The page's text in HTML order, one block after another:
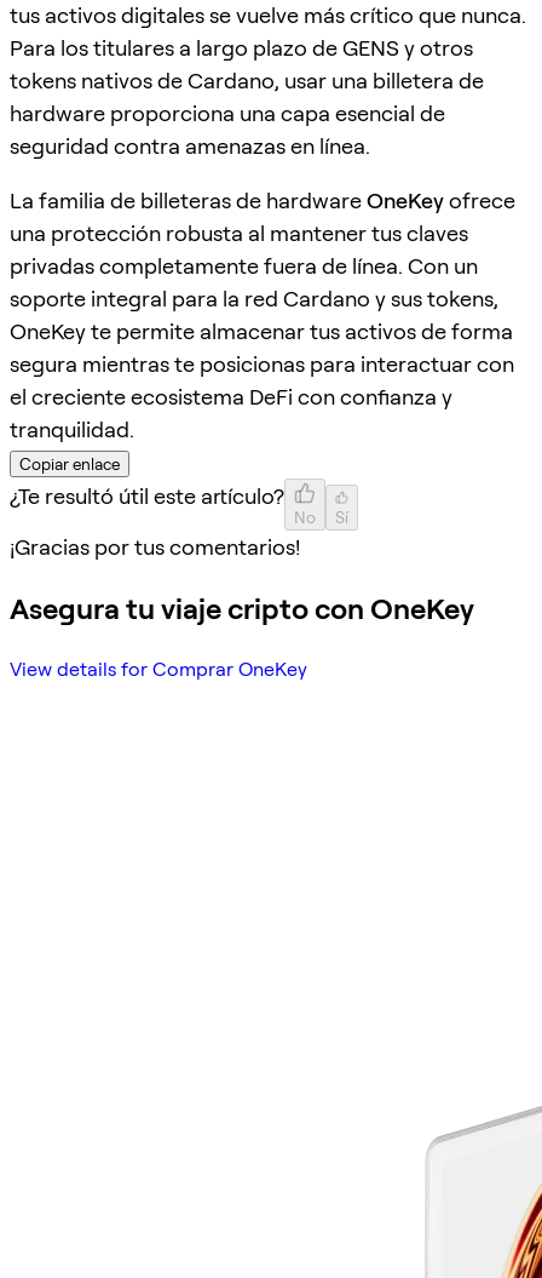
tus activos digitales se vuelve más crítico que nunca.
Para los titulares a largo plazo de GENS y otros
tokens nativos de Cardano, usar una billetera de
hardware proporciona una capa esencial de
seguridad contra amenazas en línea.
La familia de billeteras de hardwareOneKeyofrece
una protección robusta al mantener tus claves
privadas completamente fuera de línea. Con un
soporte integral para la red Cardano y sus tokens,
OneKey te permite almacenar tus activos de forma
segura mientras te posicionas para interactuar con
el creciente ecosistema DeFi con confianza y
tranquilidad.
Copiar enlace
¿Te resultó útil este artículo?
No Sí
¡Gracias por tus comentarios!
Asegura tu viaje cripto con OneKey
View details for Comprar OneKey